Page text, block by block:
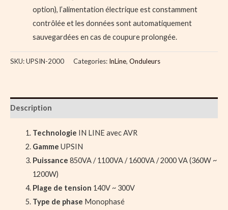
option), l’alimentation électrique est constamment
contrôlée et les données sont automatiquement
sauvegardées en cas de coupure prolongée.
SKU:UPSIN-2000 Categories: InLine, Onduleurs
Description
Technologie IN LINE avec AVR
Gamme UPSIN
Puissance 850VA / 1100VA / 1600VA / 2000 VA (360W ~
1200W)
Plage de tension 140V ~ 300V
Type de phase Monophasé